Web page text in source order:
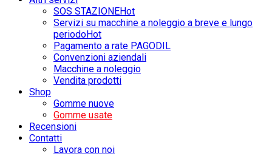
SOS STAZIONEHot
Servizi su macchine a noleggio a breve e lungo
periodoHot
Pagamento a rate PAGODIL
Convenzioni aziendali
Macchine a noleggio
Vendita prodotti
Shop
Gomme nuove
Gomme usate
Recensioni
Contatti
Lavora con noi